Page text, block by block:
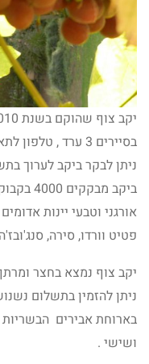
ניתן לבקר ביקב לערוך
ביקב
אורגני וטבעי יינות
פטיט וורדו, סירה,
יקב צוף נמצא בחצר
ניתן להזמין בתשלום
בארוחת אבירים
ושישי .